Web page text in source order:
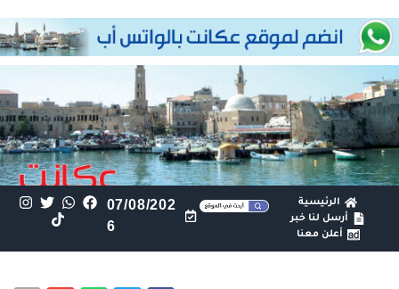
الرئيسية
أرسل لنا خبر
أعلن معنا
07/08/202
6